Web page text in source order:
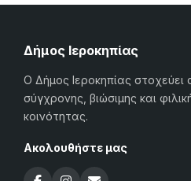
Δήμος Ιεροκηπίας
Ο Δήμος Ιεροκηπίας στοχεύει
σύγχρονης, βιώσιμης και
κοινότητας.
Ακολουθήστε μας